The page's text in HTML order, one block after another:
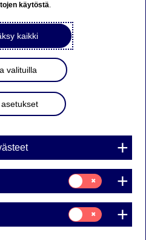
L3N
ja sertifikaattiohjelmaansa,
julkaistusta ohjelmaesitteestä
ohjelmaesitteistä sekä
lopullisista ehdoista.
kohde-etuutena on OMX
Nordea Bank AB (publ)
käytöstä.
kaikki
valituilla
Suostumusvalinta:
Tilastointi
Suostumusvalinta:
Markkinointi